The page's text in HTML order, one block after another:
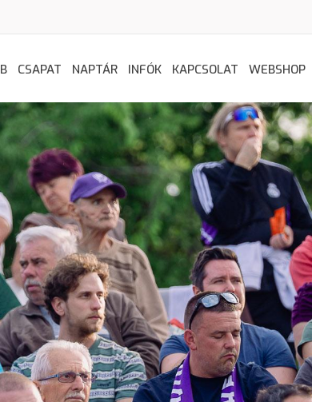
CSAPAT NAPTÁR INFÓK KAPCSOLAT WEBSHOP